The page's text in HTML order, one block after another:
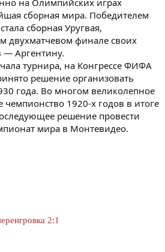
на Олимпийских играх
сборная мира. Победителем
сборная Уругвая,
двухматчевом финале своих
— Аргентину.
турнира, на Конгрессе ФИФА
решение организовать
года. Во многом великолепное
1920-х годов в итоге
решение провести
мира в Монтевидео.
2:1